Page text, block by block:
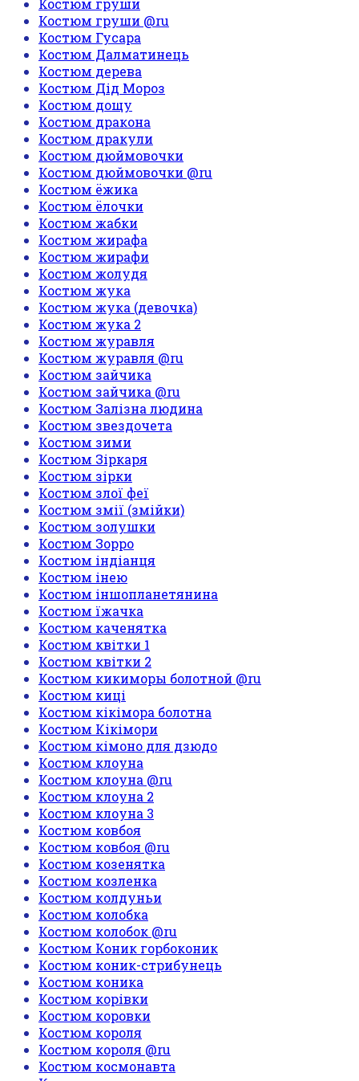
Костюм груши
Костюм груши @ru
Костюм Гусара
Костюм Далматинець
Костюм дерева
Костюм Дід Мороз
Костюм дощу
Костюм дракона
Костюм дракули
Костюм дюймовочки
Костюм дюймовочки @ru
Костюм ёжика
Костюм ёлочки
Костюм жабки
Костюм жирафа
Костюм жирафи
Костюм жолудя
Костюм жука
Костюм жука (девочка)
Костюм жука 2
Костюм журавля
Костюм журавля @ru
Костюм зайчика
Костюм зайчика @ru
Костюм Залізна людина
Костюм звездочета
Костюм зими
Костюм Зіркаря
Костюм зірки
Костюм злої феї
Костюм змії (змійки)
Костюм золушки
Костюм Зорро
Костюм індіанця
Костюм інею
Костюм іншопланетянина
Костюм їжачка
Костюм каченятка
Костюм квітки 1
Костюм квітки 2
Костюм кикиморы болотной @ru
Костюм киці
Костюм кікімора болотна
Костюм Кікімори
Костюм кімоно для дзюдо
Костюм клоуна
Костюм клоуна @ru
Костюм клоуна 2
Костюм клоуна 3
Костюм ковбоя
Костюм ковбоя @ru
Костюм козенятка
Костюм козленка
Костюм колдуньи
Костюм колобка
Костюм колобок @ru
Костюм Коник горбоконик
Костюм коник-стрибунець
Костюм коника
Костюм корівки
Костюм коровки
Костюм короля
Костюм короля @ru
Костюм космонавта